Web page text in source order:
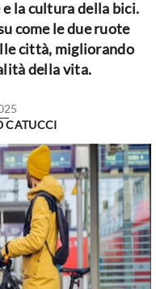
la cultura della bici.
come le due ruote
città, migliorando
della vita.
CATUCCI